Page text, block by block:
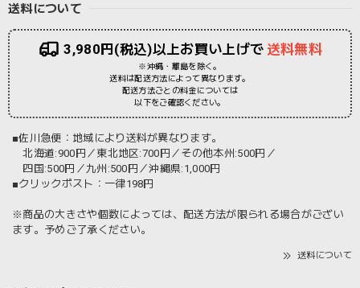
送料について
3,980円(税込)以上お買い上げで 送料無料
※沖縄・離島を除く。
送料は配送方法によって異なります。
配送方法ごとの料金については
以下をご確認ください。
■佐川急便：地域により送料が異なります。
北海道:900円／東北地区:700円／その他本州:500円／
四国:500円／九州:500円／沖縄県:1,000円
■クリックポスト：一律198円
※商品の大きさや個数によっては、配送方法が限られる場合がござい
ます。予めご了承ください。
送料について